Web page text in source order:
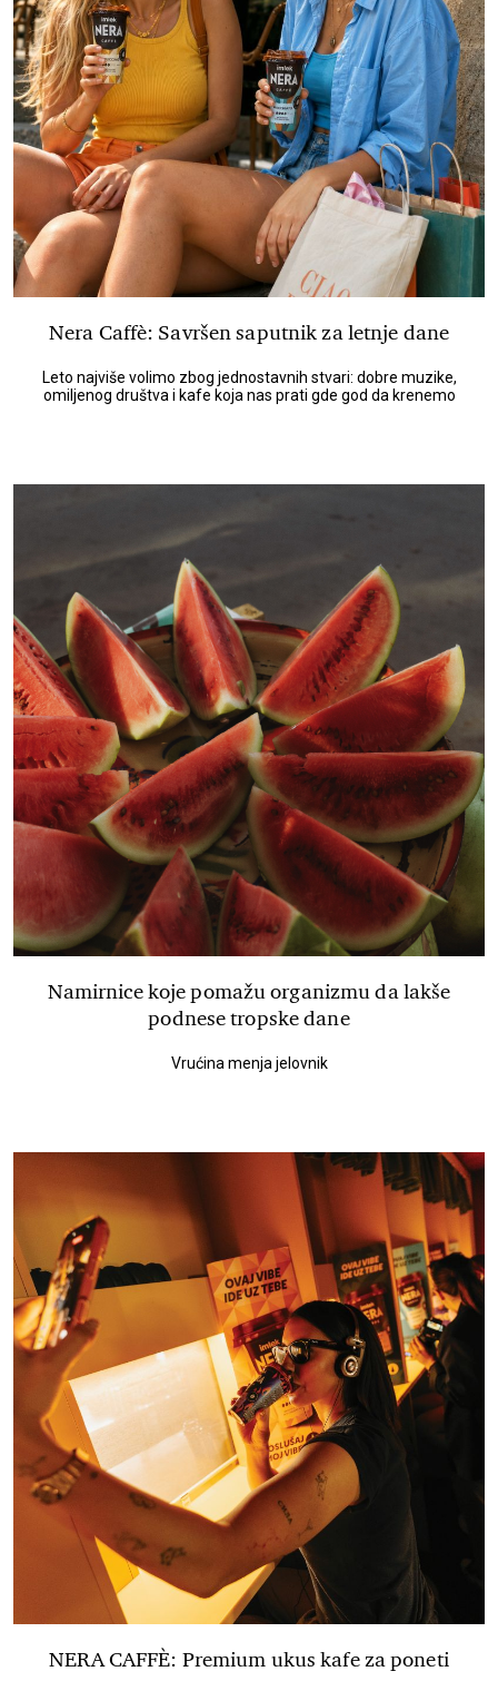
Nera Caffè: Savršen saputnik za letnje dane
Leto najviše volimo zbog jednostavnih stvari: dobre muzike,
omiljenog društva i kafe koja nas prati gde god da krenemo
Namirnice koje pomažu organizmu da lakše
podnese tropske dane
Vrućina menja jelovnik
NERA CAFFÈ: Premium ukus kafe za poneti